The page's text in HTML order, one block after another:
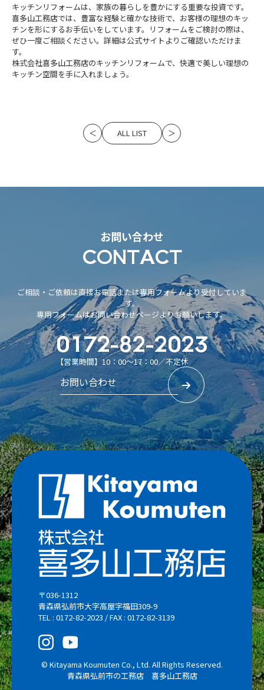
キッチンリフォームは、家族の暮らしを豊かにする重要な投資です。
喜多山工務店では、豊富な経験と確かな技術で、お客様の理想のキッ
チンを形にするお手伝いをしています。リフォームをご検討の際は、
ぜひ一度ご相談ください。詳細は公式サイトよりご確認いただけま
す。
株式会社喜多山工務店のキッチンリフォームで、快適で美しい理想の
キッチン空間を手に入れましょう。
＜ ALL LIST ＞
お問い合わせ
CONTACT
ご相談・ご依頼は直接お電話または専用フォームより受付していま
す。
専用フォームはお問い合わせページよりお願いします。
0172-82-2023
【営業時間】10：00～17：00／不定休
お問い合わせ
〒036-1312
青森県弘前市大字高屋字福田309-9
TEL : 0172-82-2023 / FAX : 0172-82-3139
© Kitayama Koumuten Co., Ltd. All Rights Reserved.
青森県弘前市の工務店 喜多山工務店